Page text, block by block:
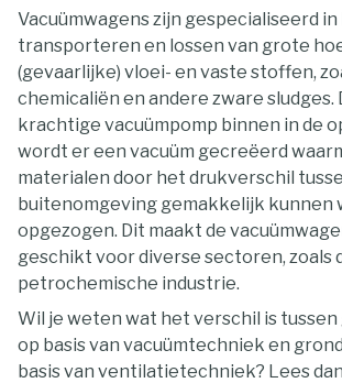
Vacuümwagens zijn gespecialiseerd in
transporteren en lossen van grote
(gevaarlijke) vloei- en vaste stoffen,
chemicaliën en andere zware sludges.
krachtige vacuümpomp binnen in de
wordt er een vacuüm gecreëerd
materialen door het drukverschil
buitenomgeving gemakkelijk kunnen
opgezogen. Dit maakt de
geschikt voor diverse sectoren, zoals
petrochemische industrie.
Wil je weten wat het verschil is
op basis van vacuümtechniek en
basis van ventilatietechniek? Lees